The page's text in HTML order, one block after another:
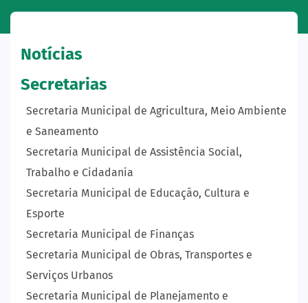
Notícias
Secretarias
Secretaria Municipal de Agricultura, Meio Ambiente
e Saneamento
Secretaria Municipal de Assistência Social,
Trabalho e Cidadania
Secretaria Municipal de Educação, Cultura e
Esporte
Secretaria Municipal de Finanças
Secretaria Municipal de Obras, Transportes e
Serviços Urbanos
Secretaria Municipal de Planejamento e